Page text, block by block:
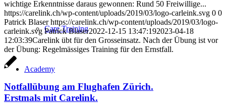
Care Training
Academy
wichtige Erkenntnisse daraus gewonnen: Rund 50 Freiwillige...
https://carelink.ch/wp-content/uploads/2019/03/logo-carleink.svg 0 0
Patrick Blaser https://carelink.ch/wp-content/uploads/2019/03/logo-
carleink.svg Patrick Blaser2022-12-15 13:47:192023-04-18
12:03:39Carelink übt für den Grosseinsatz. Nach der Übung ist vor
der Übung: Regelmässiges Training für den Ernstfall.
Notfallübung am Flughafen Zürich.
Erstmals mit Carelink.